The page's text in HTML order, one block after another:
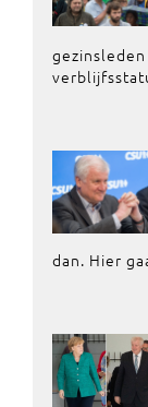
dan. Hier